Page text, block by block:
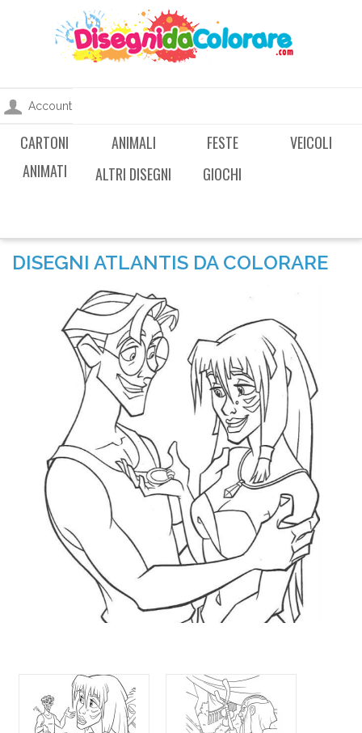
Account
CARTONI
ANIMATI
ANIMALI FESTE
VEICOLI
ALTRI DISEGNI
GIOCHI
DISEGNI ATLANTIS DA COLORARE